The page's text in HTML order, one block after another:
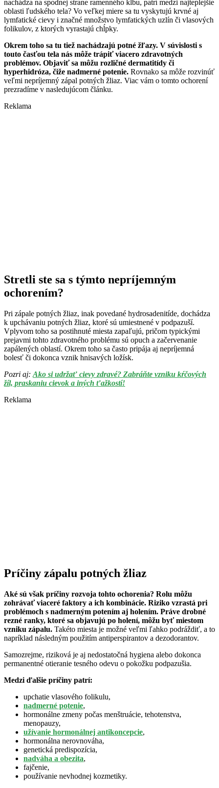
nachádza na spodnej strane ramenného kĺbu, patrí medzi najteplejšie
oblasti ľudského tela? Vo veľkej miere sa tu vyskytujú krvné aj
lymfatické cievy i značné množstvo lymfatických uzlín či vlasových
folikulov, z ktorých vyrastajú chĺpky.
Okrem toho sa tu tiež nachádzajú potné žľazy. V súvislosti s
touto časťou tela nás môže trápiť viacero zdravotných
problémov. Objaviť sa môžu rozličné dermatitídy či
hyperhidróza, čiže nadmerné potenie. Rovnako sa môže rozvinúť
veľmi nepríjemný zápal potných žliaz. Viac vám o tomto ochorení
prezradíme v nasledujúcom článku.
Reklama
Stretli ste sa s týmto nepríjemným
ochorením?
Pri zápale potných žliaz, inak povedané hydrosadenitíde, dochádza
k upchávaniu potných žliaz, ktoré sú umiestnené v podpazuší.
Vplyvom toho sa postihnuté miesta zapaľujú, pričom typickými
prejavmi tohto zdravotného problému sú opuch a začervenanie
zapálených oblastí. Okrem toho sa často pripája aj nepríjemná
bolesť či dokonca vznik hnisavých ložísk.
Pozri aj: Ako si udržať cievy zdravé? Zabráňte vzniku kŕčových
žíl, praskaniu cievok a iných ťažkostí!
Reklama
Príčiny zápalu potných žliaz
Aké sú však príčiny rozvoja tohto ochorenia? Rolu môžu
zohrávať viaceré faktory a ich kombinácie. Riziko vzrastá pri
problémoch s nadmerným potením aj holením. Práve drobné
rezné ranky, ktoré sa objavujú po holení, môžu byť miestom
vzniku zápalu. Takéto miesta je možné veľmi ľahko podráždiť, a to
napríklad následným použitím antiperspirantov a dezodorantov.
Samozrejme, riziková je aj nedostatočná hygiena alebo dokonca
permanentné otieranie tesného odevu o pokožku podpazušia.
Medzi ďalšie príčiny patrí:
upchatie vlasového folikulu,
nadmerné potenie,
hormonálne zmeny počas menštruácie, tehotenstva,
menopauzy,
užívanie hormonálnej antikoncepcie,
hormonálna nerovnováha,
genetická predispozícia,
nadváha a obezita,
fajčenie,
používanie nevhodnej kozmetiky.